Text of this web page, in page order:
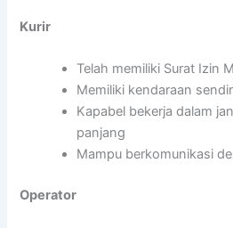
Kurir
Telah memiliki Surat Izin
Memiliki kendaraan
Kapabel bekerja dalam
panjang
Mampu berkomunikasi
Operator